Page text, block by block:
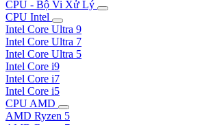
CPU - Bộ Vi Xử Lý
CPU Intel
Intel Core Ultra 9
Intel Core Ultra 7
Intel Core Ultra 5
Intel Core i9
Intel Core i7
Intel Core i5
CPU AMD
AMD Ryzen 5